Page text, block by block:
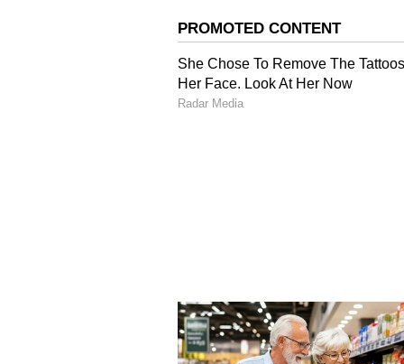
కుక్క చనిపోయిన అనంతరం పక్కనే ఉన్న
15 నిమిషాల నిడివి గల ఈ
మీడియాలో పోస్ట్ కావడంతో జంతు